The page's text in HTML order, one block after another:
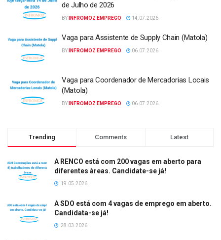
de Julho de 2026
BY INFROMOZ EMPREGO 14.07.2026
Vaga para Assistente de Supply Chain (Matola)
BY INFROMOZ EMPREGO 06.07.2026
Vaga para Coordenador de Mercadorias Locais
(Matola)
BY INFROMOZ EMPREGO 06.07.2026
Trending Comments Latest
A RENCO está com 200 vagas em aberto para
diferentes àreas. Candidate-se já!
19.05.2026
A SDO está com 4 vagas de emprego em aberto.
Candidata-se já!
28.03.2026